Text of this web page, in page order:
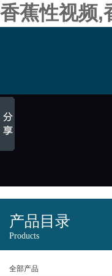
香蕉性视频,
产品目录
Products
全部产品